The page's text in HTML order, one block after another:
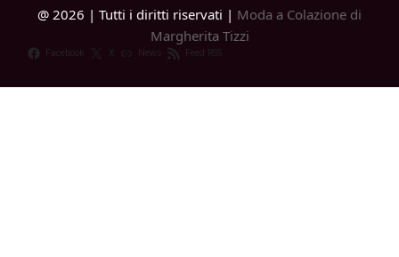
@ 2026 | Tutti i diritti riservati | Moda a Colazione di
Margherita Tizzi
Facebook X News Feed RSS